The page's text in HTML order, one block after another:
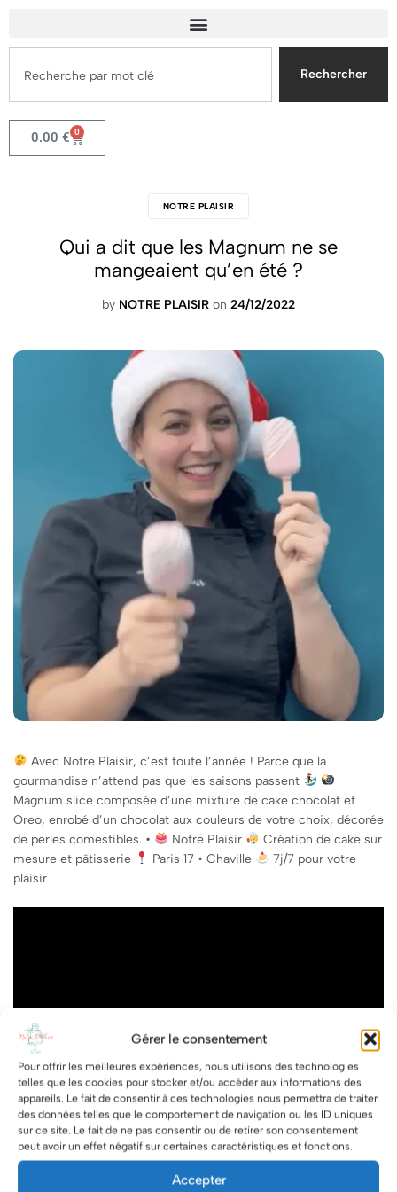
Gérer le consentement
Pour offrir les meilleures expériences, nous utilisons des technologies
telles que les cookies pour stocker et/ou accéder aux informations des
appareils. Le fait de consentir à ces technologies nous permettra de traiter
des données telles que le comportement de navigation ou les ID uniques
sur ce site. Le fait de ne pas consentir ou de retirer son consentement
peut avoir un effet négatif sur certaines caractéristiques et fonctions.
Accepter
Rechercher
0.00 € 0
NOTRE PLAISIR
Qui a dit que les Magnum ne se
mangeaient qu’en été ?
by NOTRE PLAISIR on 24/12/2022
Avec Notre Plaisir, c’est toute l’année ! Parce que la
gourmandise n’attend pas que les saisons passent
Magnum slice composée d’une mixture de cake chocolat et
Oreo, enrobé d’un chocolat aux couleurs de votre choix, décorée
de perles comestibles. •
Notre Plaisir
Création de cake sur
mesure et pâtisserie
Paris 17 • Chaville
7j/7 pour votre
plaisir
PREVIOUS
Pourquoi attendre le 24
NEXT